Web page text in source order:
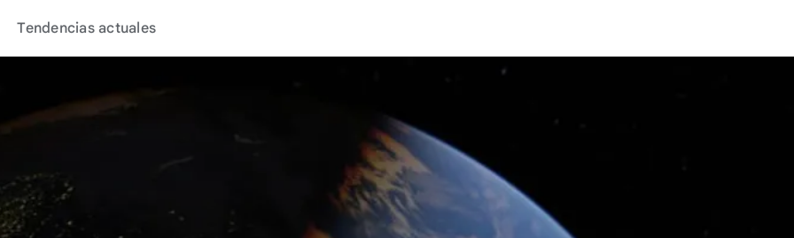
Tendencias actuales